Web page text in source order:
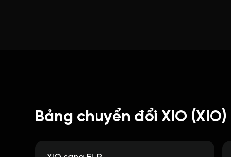
Bảng chuyển đổi XIO (XIO)